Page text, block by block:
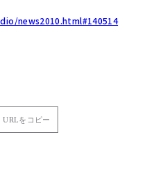
news2010.html#140514
URLをコピー